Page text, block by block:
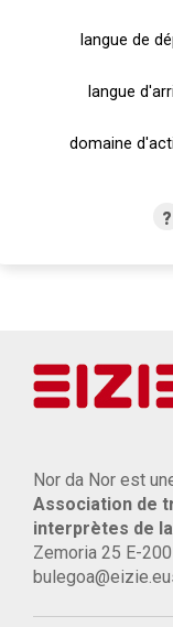
langue de
langue
domaine
?
Nor da Nor est
Association de
interprètes de
Zemoria 25 E-